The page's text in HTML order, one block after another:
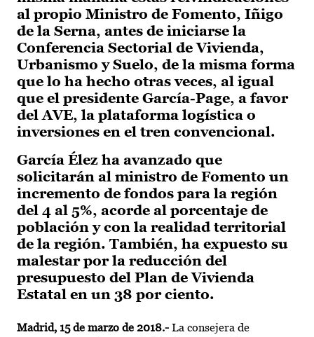
al propio Ministro de Fomento, Iñigo
de la Serna, antes de iniciarse la
Conferencia Sectorial de Vivienda,
Urbanismo y Suelo, de la misma forma
que lo ha hecho otras veces, al igual
que el presidente García-Page, a favor
del AVE, la plataforma logística o
inversiones en el tren convencional.
García Élez ha avanzado que
solicitarán al ministro de Fomento un
incremento de fondos para la región
del 4 al 5%, acorde al porcentaje de
población y con la realidad territorial
de la región. También, ha expuesto su
malestar por la reducción del
presupuesto del Plan de Vivienda
Estatal en un 38 por ciento.
Madrid, 15 de marzo de 2018.- La consejera de